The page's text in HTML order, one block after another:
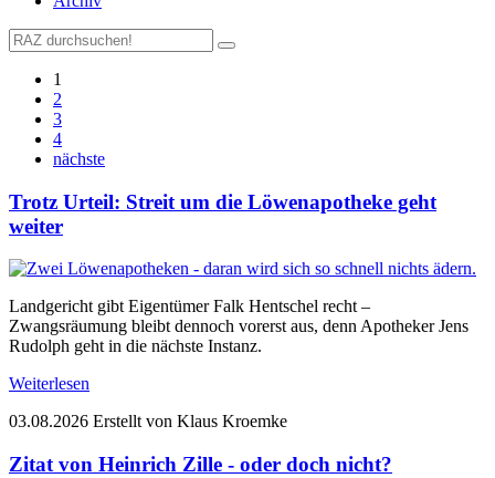
1
2
3
4
nächste
Trotz Urteil: Streit um die Löwenapotheke geht
weiter
Landgericht gibt Eigentümer Falk Hentschel recht –
Zwangsräumung bleibt dennoch vorerst aus, denn Apotheker Jens
Rudolph geht in die nächste Instanz.
Weiterlesen
03.08.2026 Erstellt von Klaus Kroemke
Zitat von Heinrich Zille - oder doch nicht?